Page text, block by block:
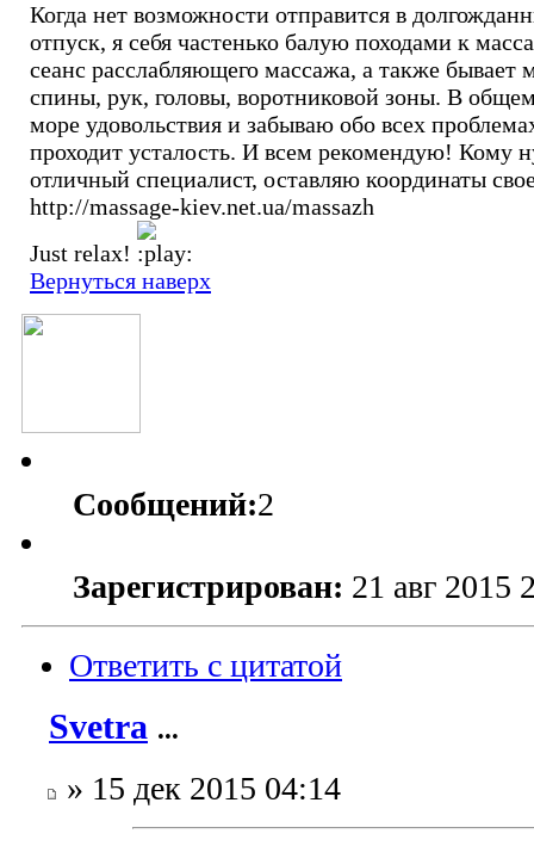
Когда нет возможности отправится в
отпуск, я себя частенько балую походами к
сеанс расслабляющего массажа, а также бывает
спины, рук, головы, воротниковой зоны. В
море удовольствия и забываю обо всех
проходит усталость. И всем рекомендую! Кому
отличный специалист, оставляю координаты
http://massage-kiev.net.ua/massazh
Just relax!
Вернуться наверх
Сообщений:2
Зарегистрирован: 21 авг 2015
Ответить с цитатой
Svetra ...
» 15 дек 2015 04:14